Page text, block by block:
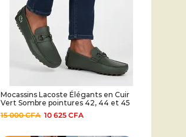
Mocassins Lacoste Élégants en Cuir
Vert Sombre pointures 42, 44 et 45
15 000CFA 10 625 CFA